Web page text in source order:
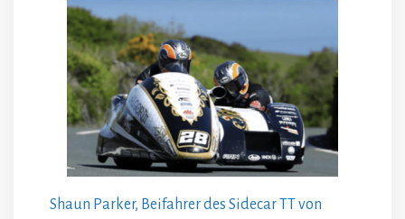
Shaun Parker, Beifahrer des Sidecar TT von